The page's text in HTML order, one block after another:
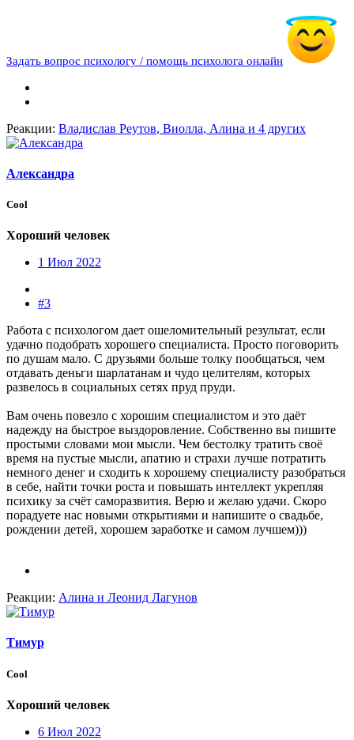
Задать вопрос психологу / помощь психолога онлайн
Реакции: Владислав Реутов, Виолла, Алина и 4 других
Александра
Cool
Хороший человек
1 Июл 2022
#3
Работа с психологом дает ошеломительный результат, если
удачно подобрать хорошего специалиста. Просто поговорить
по душам мало. С друзьями больше толку пообщаться, чем
отдавать деньги шарлатанам и чудо целителям, которых
развелось в социальных сетях пруд пруди.
Вам очень повезло с хорошим специалистом и это даёт
надежду на быстрое выздоровление. Собственно вы пишите
простыми словами мои мысли. Чем бестолку тратить своё
время на пустые мысли, апатию и страхи лучше потратить
немного денег и сходить к хорошему специалисту разобраться
в себе, найти точки роста и повышать интеллект укрепляя
психику за счёт саморазвития. Верю и желаю удачи. Скоро
порадуете нас новыми открытиями и напишите о свадьбе,
рождении детей, хорошем заработке и самом лучшем)))
Реакции: Алина и Леонид Лагунов
Тимур
Cool
Хороший человек
6 Июл 2022